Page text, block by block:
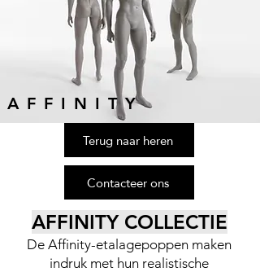
AFFINITY
Terug naar heren
Contacteer ons
AFFINITY COLLECTIE
De Affinity-etalagepoppen maken
indruk met hun realistische